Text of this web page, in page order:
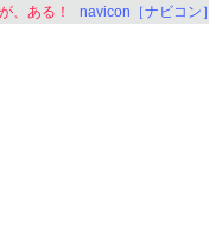
、ある！ navicon［ナビコン］